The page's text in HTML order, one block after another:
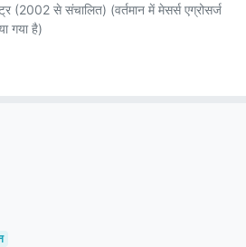
(2002 से संचालित) (वर्तमान में मेसर्स एग्रोसर्ज
गया है)